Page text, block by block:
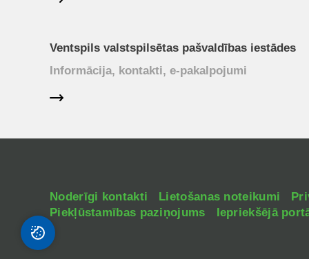
Ventspils valstspilsētas pašvaldības iestādes
Informācija, kontakti, e-pakalpojumi
Noderīgi kontakti Lietošanas noteikumi
Piekļūstamības paziņojums
Iepriekšējā